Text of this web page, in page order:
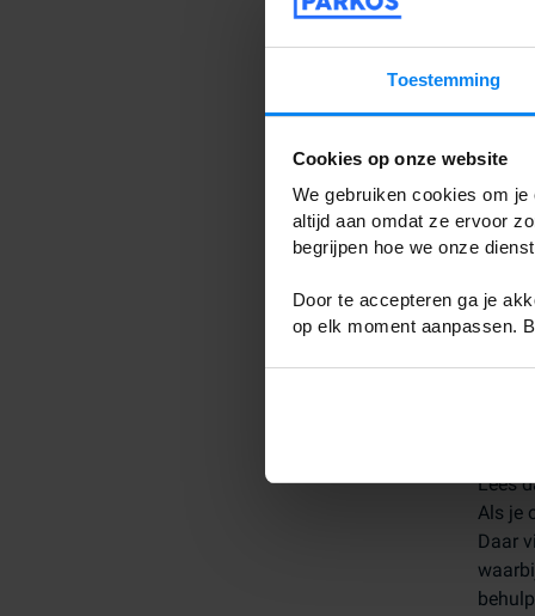
Toestemming
Cookies op onze website
We gebruiken cookies om
altijd aan omdat ze ervoor
begrijpen hoe we onze
Door te accepteren ga je
op elk moment aanpassen.
Bij
Om
van
Lees
Als je
Daar